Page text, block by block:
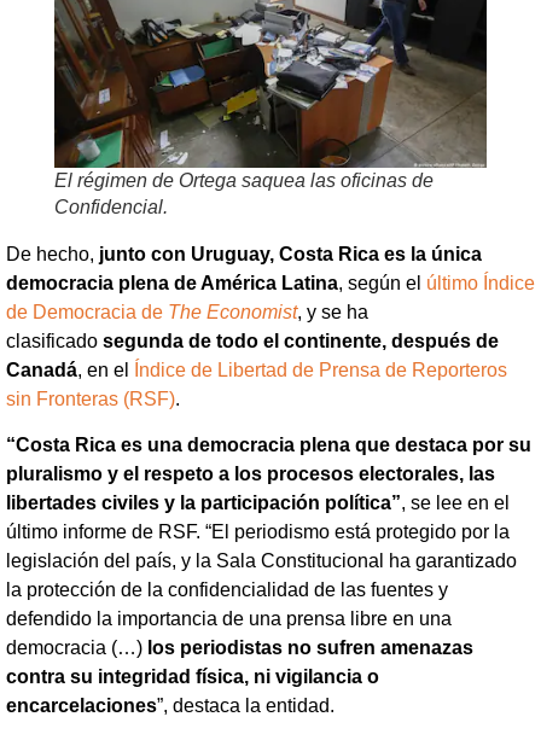
El régimen de Ortega saquea las oficinas de
Confidencial.
De hecho, junto con Uruguay, Costa Rica es la única
democracia plena de América Latina, según el último Índice
de Democracia de The Economist, y se ha
clasificado segunda de todo el continente, después de
Canadá, en el
Índice de Libertad de Prensa de Reporteros
sin Fronteras (RSF).
“Costa Rica es una democracia plena que destaca por su
pluralismo y el respeto a los procesos electorales, las
libertades civiles y la participación política”, se lee en el
último informe de RSF. “El periodismo está protegido por la
legislación del país, y la Sala Constitucional ha garantizado
la protección de la confidencialidad de las fuentes y
defendido la importancia de una prensa libre en una
democracia (…) los periodistas no sufren amenazas
contra su integridad física, ni vigilancia o
encarcelaciones”, destaca la entidad.